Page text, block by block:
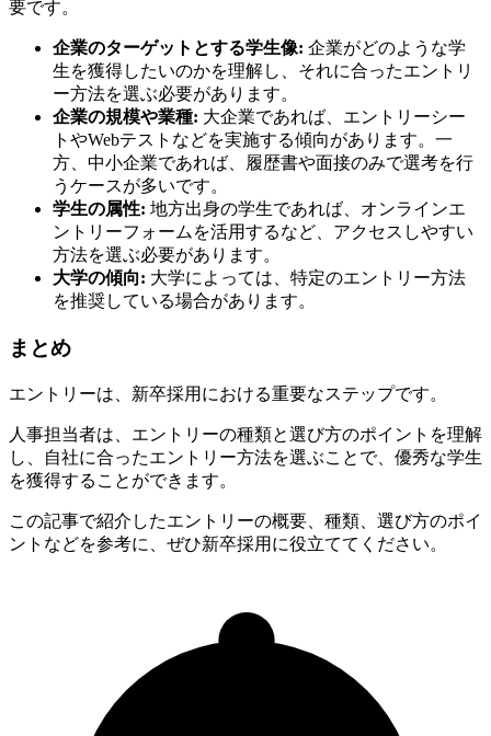
要です。
企業のターゲットとする学生像: 企業がどのような学
生を獲得したいのかを理解し、それに合ったエントリ
ー方法を選ぶ必要があります。
企業の規模や業種: 大企業であれば、エントリーシー
トやWebテストなどを実施する傾向があります。一
方、中小企業であれば、履歴書や面接のみで選考を行
うケースが多いです。
学生の属性: 地方出身の学生であれば、オンラインエ
ントリーフォームを活用するなど、アクセスしやすい
方法を選ぶ必要があります。
大学の傾向: 大学によっては、特定のエントリー方法
を推奨している場合があります。
まとめ
エントリーは、新卒採用における重要なステップです。
人事担当者は、エントリーの種類と選び方のポイントを理解
し、自社に合ったエントリー方法を選ぶことで、優秀な学生
を獲得することができます。
この記事で紹介したエントリーの概要、種類、選び方のポイ
ントなどを参考に、ぜひ新卒採用に役立ててください。